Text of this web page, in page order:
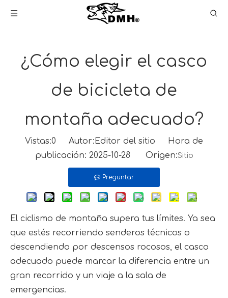
¿Cómo elegir el casco
de bicicleta de
montaña adecuado?
Vistas:0 Autor:Editor del sitio Hora de
publicación: 2025-10-28 Origen:Sitio
Preguntar
El ciclismo de montaña supera tus límites. Ya sea
que estés recorriendo senderos técnicos o
descendiendo por descensos rocosos, el casco
adecuado puede marcar la diferencia entre un
gran recorrido y un viaje a la sala de
emergencias.